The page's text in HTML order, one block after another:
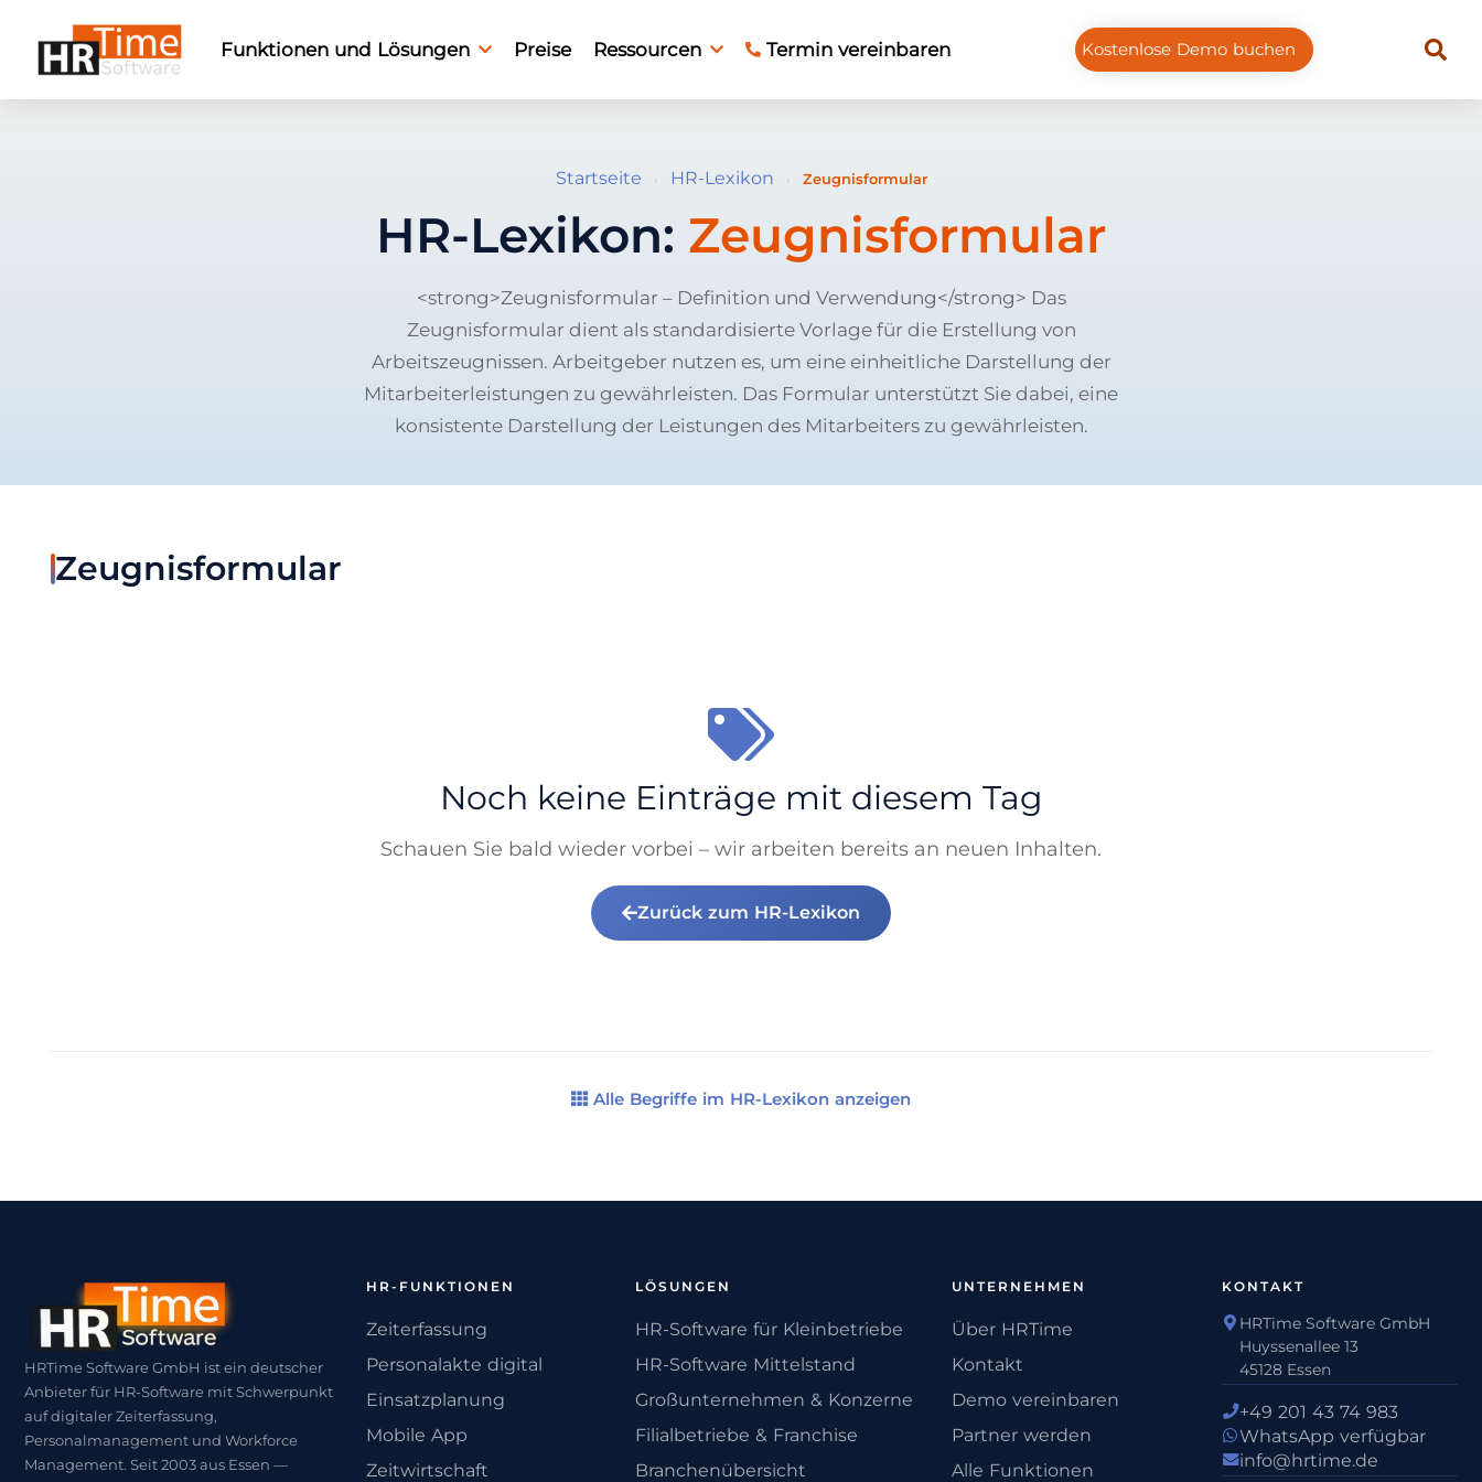
Funktionen und Lösungen Preise Ressourcen Termin vereinbaren Kostenlose Demo buchen
Startseite › HR-Lexikon › Zeugnisformular
HR-Lexikon: Zeugnisformular
<strong>Zeugnisformular – Definition und Verwendung</strong> Das
Zeugnisformular dient als standardisierte Vorlage für die Erstellung von
Arbeitszeugnissen. Arbeitgeber nutzen es, um eine einheitliche Darstellung der
Mitarbeiterleistungen zu gewährleisten. Das Formular unterstützt Sie dabei, eine
konsistente Darstellung der Leistungen des Mitarbeiters zu gewährleisten.
Zeugnisformular
Noch keine Einträge mit diesem Tag
Schauen Sie bald wieder vorbei – wir arbeiten bereits an neuen Inhalten.
Zurück zum HR-Lexikon
Alle Begriffe im HR-Lexikon anzeigen
HRTime Software GmbH ist ein deutscher
Anbieter für HR-Software mit Schwerpunkt
auf digitaler Zeiterfassung,
Personalmanagement und Workforce
Management. Seit 2003 aus Essen —
HR-FUNKTIONEN
Zeiterfassung
Personalakte digital
Einsatzplanung
Mobile App
Zeitwirtschaft
LÖSUNGEN
HR-Software für Kleinbetriebe
HR-Software Mittelstand
Großunternehmen & Konzerne
Filialbetriebe & Franchise
Branchenübersicht
UNTERNEHMEN
Über HRTime
Kontakt
Demo vereinbaren
Partner werden
Alle Funktionen
KONTAKT
HRTime Software GmbH
Huyssenallee 13
45128 Essen
+49 201 43 74 983
WhatsApp verfügbar
info@hrtime.de